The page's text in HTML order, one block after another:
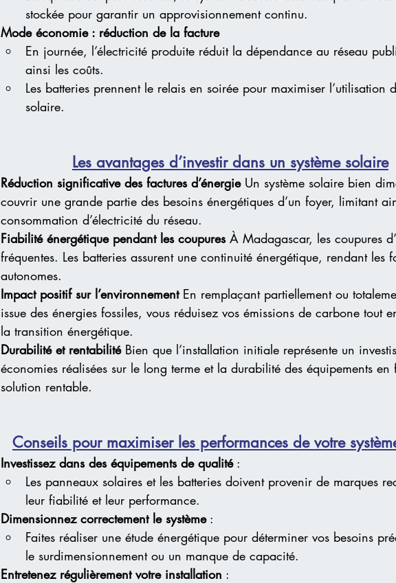
stockée pour garantir un approvisionnement continu.
Mode économie : réduction de la facture
En journée, l’électricité produite réduit la dépendance au réseau
ainsi les coûts.
Les batteries prennent le relais en soirée pour maximiser l’utilisation
solaire.
Les avantages d’investir dans un système solaire
Réduction significative des factures d’énergie Un système solaire bien
couvrir une grande partie des besoins énergétiques d’un foyer, limitant
consommation d’électricité du réseau.
Fiabilité énergétique pendant les coupures À Madagascar, les coupures
fréquentes. Les batteries assurent une continuité énergétique, rendant les
autonomes.
Impact positif sur l’environnement En remplaçant partiellement ou
issue des énergies fossiles, vous réduisez vos émissions de carbone tout
la transition énergétique.
Durabilité et rentabilité Bien que l’installation initiale représente un
économies réalisées sur le long terme et la durabilité des équipements en
solution rentable.
Conseils pour maximiser les performances de votre
Investissez dans des équipements de qualité :
Les panneaux solaires et les batteries doivent provenir de marques
leur fiabilité et leur performance.
Dimensionnez correctement le système :
Faites réaliser une étude énergétique pour déterminer vos besoins
le surdimensionnement ou un manque de capacité.
Entretenez régulièrement votre installation :